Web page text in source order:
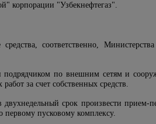
корпорации "Узбекнефтегаз".
соответственно, Министерства
подрядчиком по внешним сетям и
за счет собственных средств.
срок произвести прием-
первому пусковому комплексу.